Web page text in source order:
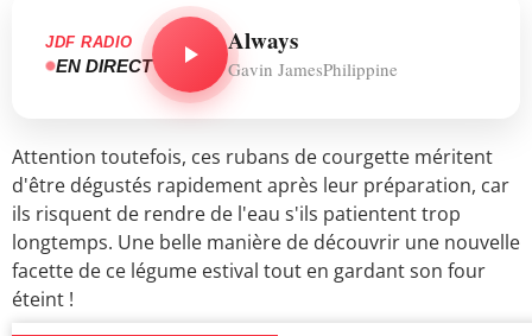
JDF RADIO
EN DIRECT
Always
Gavin JamesPhilippine
Attention toutefois, ces rubans de courgette méritent
d'être dégustés rapidement après leur préparation, car
ils risquent de rendre de l'eau s'ils patientent trop
longtemps. Une belle manière de découvrir une nouvelle
facette de ce légume estival tout en gardant son four
éteint !